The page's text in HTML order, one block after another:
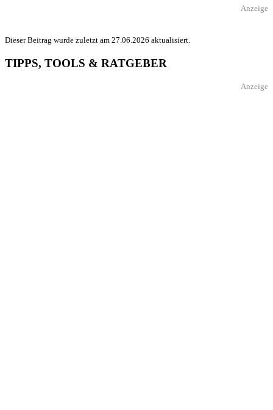
Anzeige
Dieser Beitrag wurde zuletzt am 27.06.2026 aktualisiert.
TIPPS, TOOLS & RATGEBER
Anzeige